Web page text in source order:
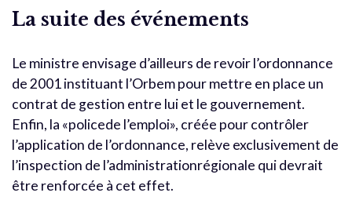
La suite des événements
Le ministre envisage d’ailleurs de revoir l’ordonnance
de 2001 instituant l’Orbem pour mettre en place un
contrat de gestion entre lui et le gouvernement.
Enfin, la «policede l’emploi», créée pour contrôler
l’application de l’ordonnance, relève exclusivement de
l’inspection de l’administrationrégionale qui devrait
être renforcée à cet effet.